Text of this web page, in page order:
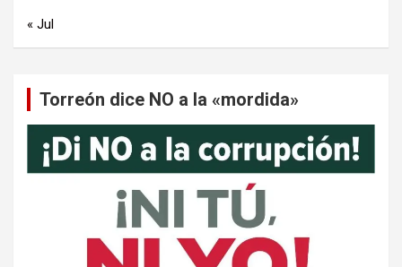
« Jul
Torreón dice NO a la «mordida»